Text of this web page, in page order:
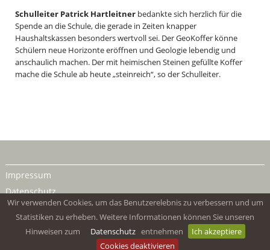
Wir verwenden Cookies, um das Benutzerelebnis zu verbessern und um
Statistiken zu erheben. Weitere Informationen können Sie unseren
Hinweisen zum
Datenschutz entnehmen
Ich akzeptiere
Cookies deaktivieren
Schulleiter Patrick Hartleitner bedankte sich herzlich für die
Spende an die Schule, die gerade in Zeiten knapper
Haushaltskassen besonders wertvoll sei. Der GeoKoffer könne
Schülern neue Horizonte eröffnen und Geologie lebendig und
anschaulich machen. Der mit heimischen Steinen gefüllte Koffer
mache die Schule ab heute „steinreich“, so der Schulleiter.
Impressum
Datenschutz